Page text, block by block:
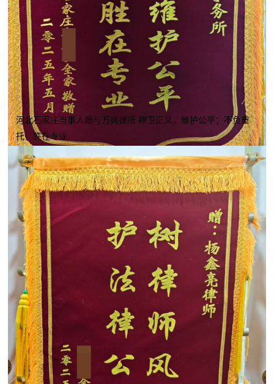
河北石家庄当事人赠与万典律所 捍卫正义，维护公平；不负重
托，胜在专业